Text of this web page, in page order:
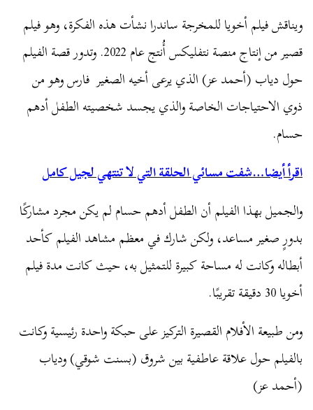
ويناقش فيلم أخويا للمخرجة ساندرا نشأت هذه الفكرة، وهو فيلم
قصير من إنتاج منصة نتفليكس أُنتج عام 2022. وتدور قصة الفيلم
حول دياب (أحمد عز) الذي يرعى أخيه الصغير فارس وهو من
ذوي الاحتياجات الخاصة والذي يجسد شخصيته الطفل أدهم
حسام.
اقرأ أيضا…شفت مسائي الحلقة التي لا تنتهي لجيل كامل
والجميل بهذا الفيلم أن الطفل أدهم حسام لم يكن مجرد مشاركًا
بدورٍ صغير مساعد، ولكن شارك في معظم مشاهد الفيلم كأحد
أبطاله وكانت له مساحة كبيرة للتمثيل به، حيث كانت مدة فيلم
أخويا 30 دقيقة تقريبًا.
ومن طبيعة الأفلام القصيرة التركيز على حبكة واحدة رئيسية وكانت
بالفيلم حول علاقة عاطفية بين شروق (بسنت شوقي) ودياب
(أحمد عز)